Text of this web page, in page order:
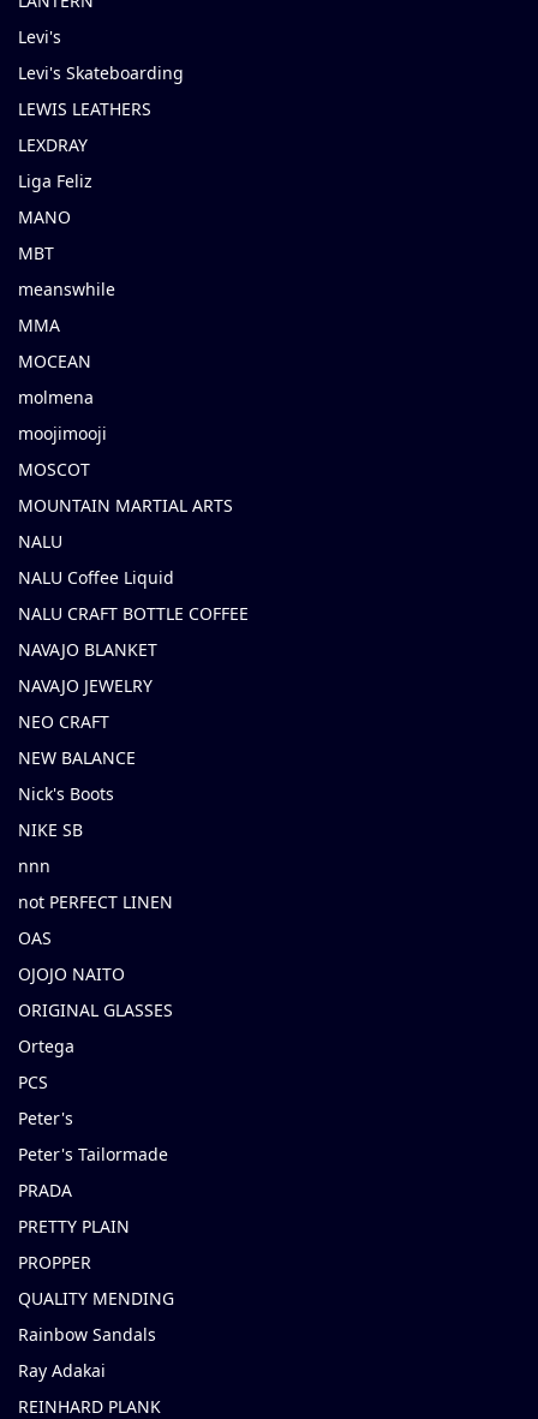
Levi's
Levi's Skateboarding
LEWIS LEATHERS
LEXDRAY
Liga Feliz
MANO
MBT
meanswhile
MMA
MOCEAN
molmena
moojimooji
MOSCOT
MOUNTAIN MARTIAL ARTS
NALU
NALU Coffee Liquid
NALU CRAFT BOTTLE COFFEE
NAVAJO BLANKET
NAVAJO JEWELRY
NEO CRAFT
NEW BALANCE
Nick's Boots
NIKE SB
nnn
not PERFECT LINEN
OAS
OJOJO NAITO
ORIGINAL GLASSES
Ortega
PCS
Peter's
Peter's Tailormade
PRADA
PRETTY PLAIN
PROPPER
QUALITY MENDING
Rainbow Sandals
Ray Adakai
REINHARD PLANK